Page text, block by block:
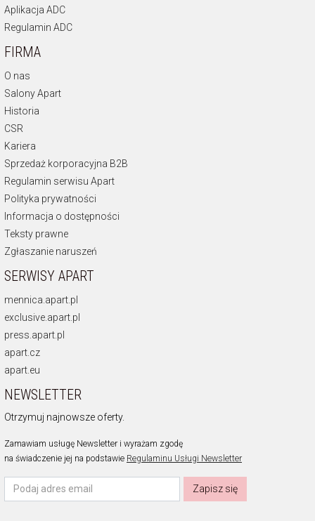
Aplikacja ADC
Regulamin ADC
FIRMA
O nas
Salony Apart
Historia
CSR
Kariera
Sprzedaż korporacyjna B2B
Regulamin serwisu Apart
Polityka prywatności
Informacja o dostępności
Teksty prawne
Zgłaszanie naruszeń
SERWISY APART
mennica.apart.pl
exclusive.apart.pl
press.apart.pl
apart.cz
apart.eu
NEWSLETTER
Otrzymuj najnowsze oferty.
Zamawiam usługę Newsletter i wyrażam zgodę
na świadczenie jej na podstawie Regulaminu Usługi Newsletter
Zapisz się